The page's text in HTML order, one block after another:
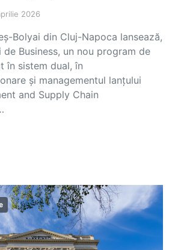
2026
Bolyai din Cluj-Napoca lansează,
Business, un nou program de
în sistem dual, în
și managementul lanțului
and Supply Chain